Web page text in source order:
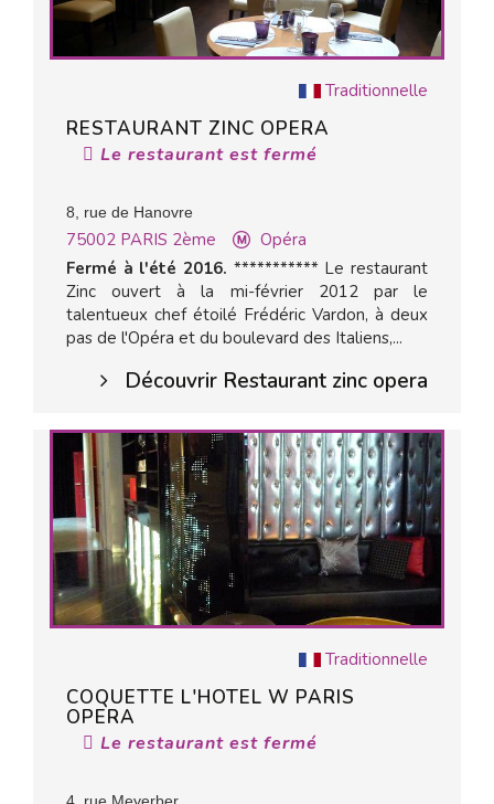
Traditionnelle
RESTAURANT ZINC OPERA
Le restaurant est fermé
8, rue de Hanovre
75002 PARIS 2ème
Opéra
Fermé à l'été 2016. *********** Le restaurant
Zinc ouvert à la mi-février 2012 par le
talentueux chef étoilé Frédéric Vardon, à deux
pas de l'Opéra et du boulevard des Italiens,...
Découvrir Restaurant zinc opera
Traditionnelle
COQUETTE L'HOTEL W PARIS
OPERA
Le restaurant est fermé